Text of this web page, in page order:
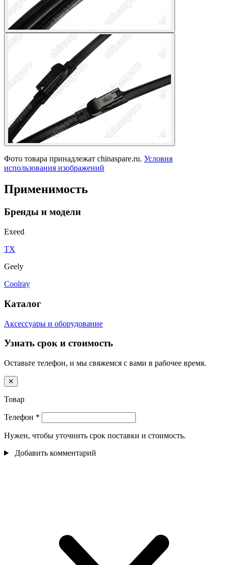
Фото товара принадлежат chinaspare.ru. Условия
использования изображений
Применимость
Бренды и модели
Exeed
TX
Geely
Coolray
Каталог
Аксессуары и оборудование
Узнать срок и стоимость
Оставьте телефон, и мы свяжемся с вами в рабочее время.
✕
Товар
Телефон *
Нужен, чтобы уточнить срок поставки и стоимость.
Добавить комментарий